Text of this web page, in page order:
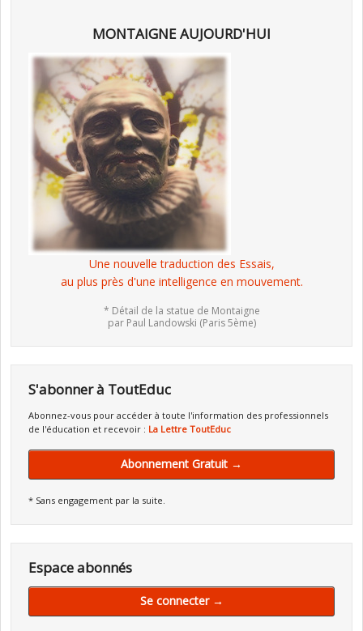
MONTAIGNE AUJOURD'HUI
Une nouvelle traduction des Essais,
au plus près d'une intelligence en mouvement.
* Détail de la statue de Montaigne
par Paul Landowski (Paris 5ème)
S'abonner à ToutEduc
Abonnez-vous pour accéder à toute l'information des professionnels
de l'éducation et recevoir : La Lettre ToutEduc
Abonnement Gratuit →
* Sans engagement par la suite.
Espace abonnés
Se connecter →